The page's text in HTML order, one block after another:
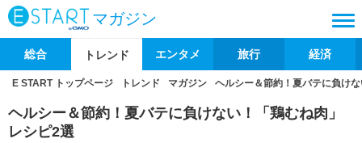
マガジン
総合 トレンド エンタメ 旅行 経済
E START トップページ トレンド マガジン ヘルシー＆節約！夏バテに負け
ヘルシー＆節約！夏バテに負けない！「鶏むね肉」
レシピ2選